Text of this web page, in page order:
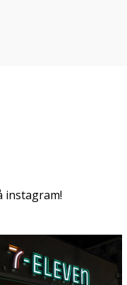
instagram!